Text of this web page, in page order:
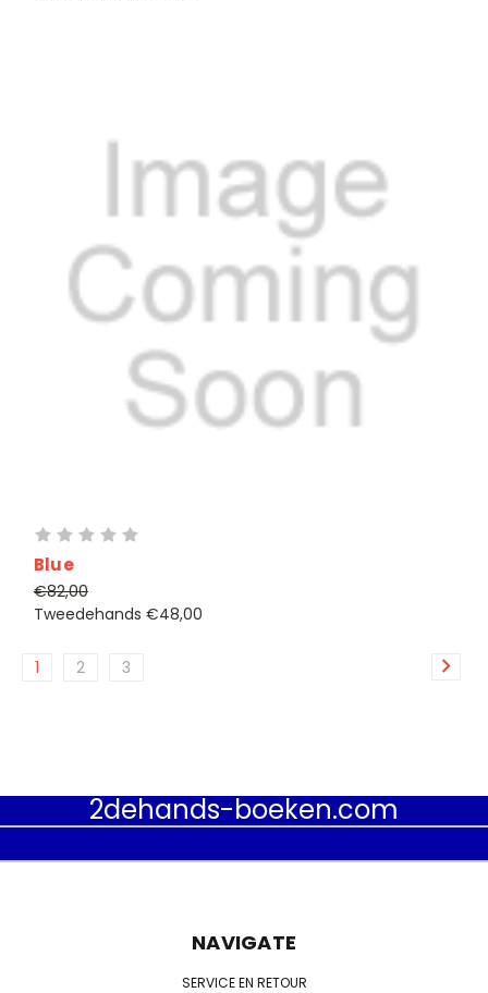
Blue
€82,00
Tweedehands €48,00
1 2 3
2dehands-boeken.com
NAVIGATE
SERVICE EN RETOUR